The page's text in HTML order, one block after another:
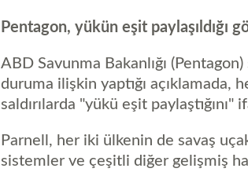
Pentagon, yükün eşit paylaşıldığı
ABD Savunma Bakanlığı
duruma ilişkin yaptığı
saldırılarda "yükü eşit paylaştığını"
Parnell, her iki ülkenin de savaş
sistemler ve çeşitli diğer gelişmiş